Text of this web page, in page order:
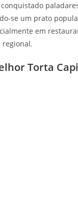
se um prato
em
regional.
Torta